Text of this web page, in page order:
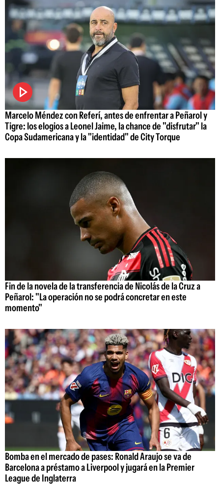
Marcelo Méndez con Referí, antes de enfrentar a Peñarol y
Tigre: los elogios a Leonel Jaime, la chance de "disfrutar" la
Copa Sudamericana y la "identidad" de City Torque
Fin de la novela de la transferencia de Nicolás de la Cruz a
Peñarol: "La operación no se podrá concretar en este
momento"
Bomba en el mercado de pases: Ronald Araujo se va de
Barcelona a préstamo a Liverpool y jugará en la Premier
League de Inglaterra